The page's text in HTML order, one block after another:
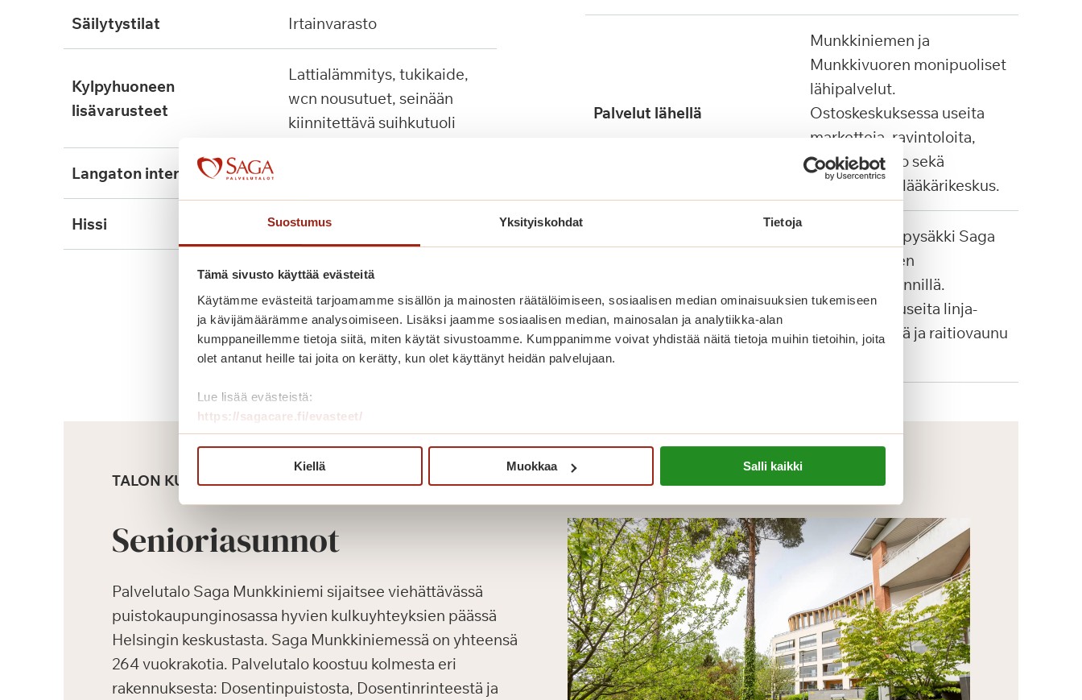
Suostumus Yksityiskohdat Tietoja
Tämä sivusto käyttää evästeitä
Käytämme evästeitä tarjoamamme sisällön ja mainosten räätälöimiseen, sosiaalisen median ominaisuuksien tukemiseen
ja kävijämäärämme analysoimiseen. Lisäksi jaamme sosiaalisen median, mainosalan ja analytiikka-alan
kumppaneillemme tietoja siitä, miten käytät sivustoamme. Kumppanimme voivat yhdistää näitä tietoja muihin tietoihin, joita
olet antanut heille tai joita on kerätty, kun olet käyttänyt heidän palvelujaan.
Lue lisää evästeistä:
https://sagacare.fi/evasteet/
Kiellä Muokkaa Salli kaikki
säilytystilat irtainvarasto
kylpyhuoneen
lisävarusteet
lattialämmitys, tukikaide,
wcn nousutuet, seinään
kiinnitettävä suihkutuoli
langaton internet
hissi kyllä
Palvelut lähellä
Munkkiniemen ja
Munkkivuoren monipuoliset
lähipalvelut.
Ostoskeskuksessa useita
marketteja, ravintoloita,
apteekki, Alko sekä
Pihjalalinnan lääkärikeskus.
Julkinen liikenne
Palvelulinjan pysäkki Saga
Munkkiniemen
pääsisäänkäynnillä.
Lähialueella useita linja-
autopysäkkejä ja raitiovaunu
TALON KUVAUS
Senioriasunnot
Palvelutalo Saga Munkkiniemi sijaitsee viehättävässä
puistokaupunginosassa hyvien kulkuyhteyksien päässä
Helsingin keskustasta. Saga Munkkiniemessä on yhteensä
264 vuokrakotia. Palvelutalo koostuu kolmesta eri
rakennuksesta: Dosentinpuistosta, Dosentinrinteestä ja